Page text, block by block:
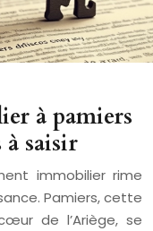
à pamiers
saisir
immobilier rime
Pamiers, cette
de l’Ariège, se